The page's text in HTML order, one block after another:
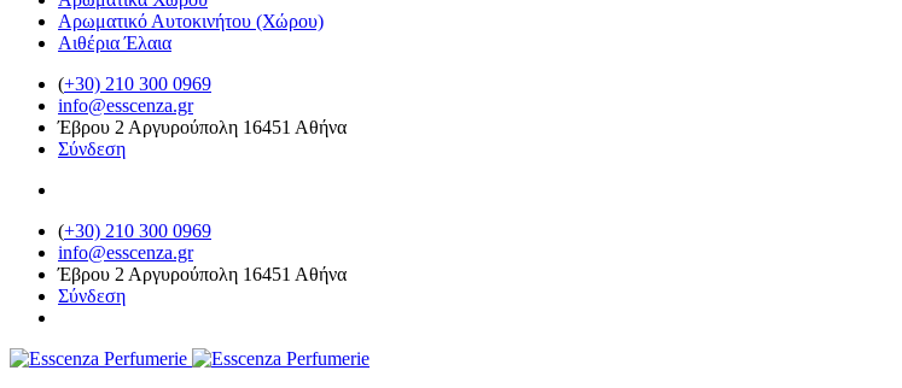
Αρωματικό Αυτοκινήτου (Χώρου)
Αιθέρια Έλαια
(+30) 210 300 0969
info@esscenza.gr
Έβρου 2 Αργυρούπολη 16451 Αθήνα
Σύνδεση
(+30) 210 300 0969
info@esscenza.gr
Έβρου 2 Αργυρούπολη 16451 Αθήνα
Σύνδεση